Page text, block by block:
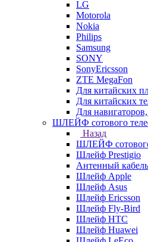
LG
Motorola
Nokia
Philips
Samsung
SONY
SonyEricsson
ZTE MegaFon
Для китайских
Для китайских
Для
ШЛЕЙФ сотового
Назад
ШЛЕЙФ
Шлейф Prestigio
Антенный кабель
Шлейф Apple
Шлейф Asus
Шлейф Ericsson
Шлейф Fly-Bird
Шлейф HTC
Шлейф Huawei